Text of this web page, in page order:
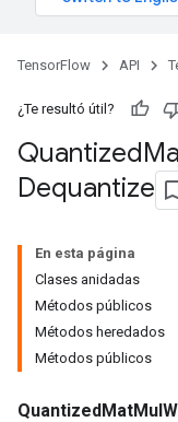
TensorFlow API
¿Te resultó útil?
Quantized
Dequantize
En esta página
Clases anidadas
Métodos públicos
Métodos heredados
Métodos públicos